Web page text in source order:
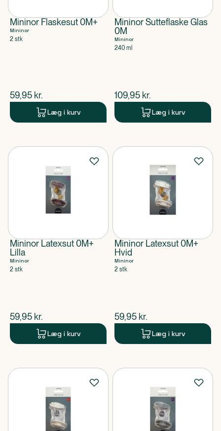
Mininor Flaskesut 0M+
Mininor
2 stk
$nuværende pris
59,95 kr.
Læg i kurv
Mininor Sutteflaske Glas
0M
Mininor
240 ml
$nuværende pris
109,95 kr.
Læg i kurv
Mininor Latexsut 0M+
Lilla
Mininor
2 stk
$nuværende pris
59,95 kr.
Læg i kurv
Mininor Latexsut 0M+
Hvid
Mininor
2 stk
$nuværende pris
59,95 kr.
Læg i kurv